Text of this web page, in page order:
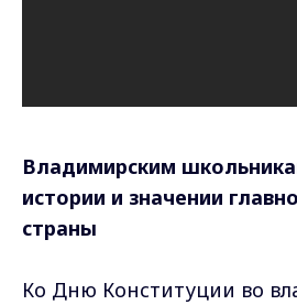
Владимирским
истории и значении
страны
Ко Дню Конституции во